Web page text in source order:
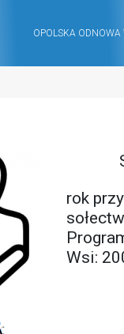
OPOLSKA ODNOWA
rok
Wsi: